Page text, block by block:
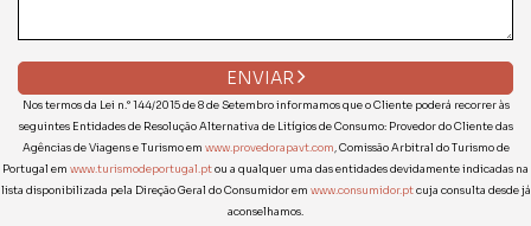
ENVIAR
Nos termos da Lei n.° 144/2015 de 8 de Setembro informamos que o Cliente poderá recorrer às
seguintes Entidades de Resolução Alternativa de Litígios de Consumo: Provedor do Cliente das
Agências de Viagens e Turismo em www.provedorapavt.com, Comissão Arbitral do Turismo de
Portugal em www.turismodeportugal.ptou a qualquer uma das entidades devidamente indicadas na
lista disponibilizada pela Direção Geral do Consumidor em www.consumidor.ptcuja consulta desde já
aconselhamos.